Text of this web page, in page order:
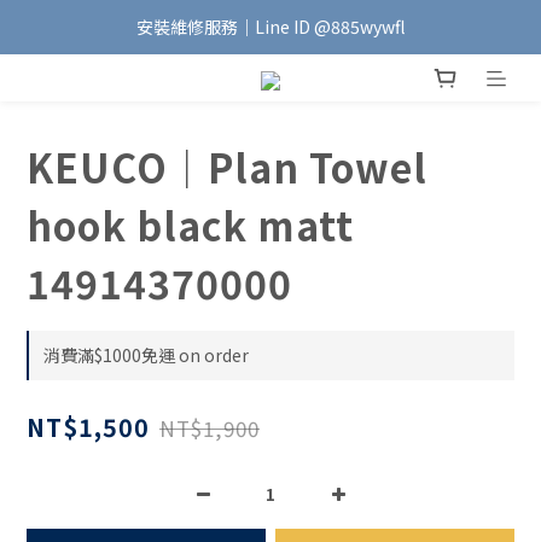
加入會員｜即享$100元購物金🛍️
安裝維修服務｜Line ID @885wywfl
好友募集中｜官方Line ID @746aztjp
KEUCO｜Plan Towel
hook black matt
14914370000
消費滿$1000免運 on order
NT$1,500 NT$1,900